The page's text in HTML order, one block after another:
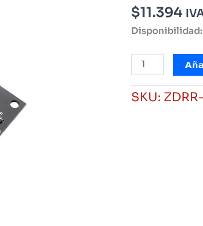
$11.394
Disponibilidad:
Rele
Inalambrico
1CH
WiFi
SKU: